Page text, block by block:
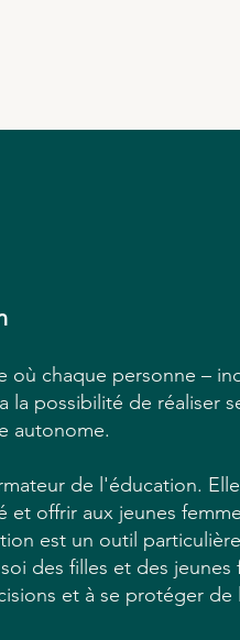
où chaque personne –
possibilité de réaliser
autonome.
de l'éducation.
et offrir aux jeunes
est un outil
des filles et des jeunes
et à se protéger